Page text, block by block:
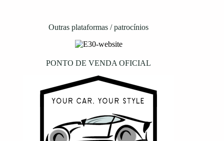
Outras plataformas / patrocínios
PONTO DE VENDA OFICIAL